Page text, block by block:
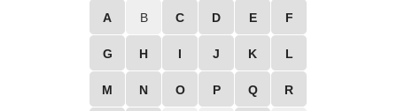
A B C D E F
G H I J K L
M N O P Q R